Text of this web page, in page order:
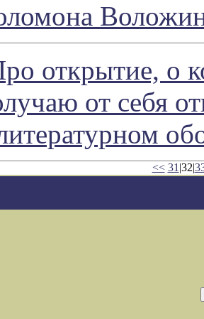
открытие, о
от себя
<< 31 |32|